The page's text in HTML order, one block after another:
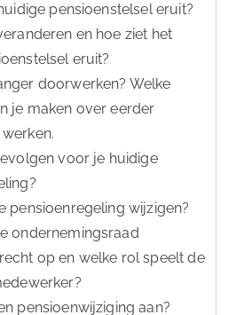
pensioenstelsel eruit?
en hoe ziet het
eruit?
doorwerken? Welke
je maken over eerder
voor je huidige
pensioenregeling wijzigen?
ondernemingsraad
op en welke rol speelt de
pensioenwijziging aan?